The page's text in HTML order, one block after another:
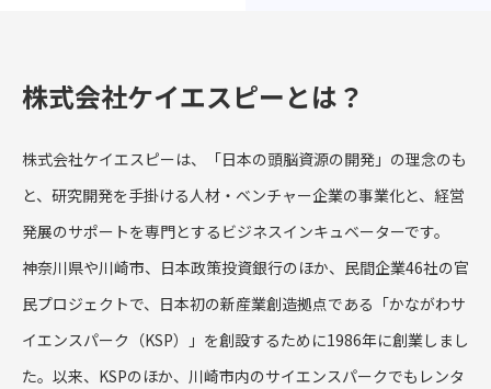
の物質輸送を
スポーター」
革新的な抗が
ん剤やPET診
断薬の開発を
オベンチャー
です。当組合
は、同社の上
シーズを社会
実装したい研
概ね３年未満
の企業 応募締
切：2026年6
募の詳細・応
募はこちら
Kawasaki
を
株式会社ケイエスピーとは？
株式会社ケイエスピーは、「日本の頭脳資源の開発」の理念のも
と、研究開発を手掛ける人材・ベンチャー企業の事業化と、経営
発展のサポートを専門とするビジネスインキュベーターです。
神奈川県や川崎市、日本政策投資銀行のほか、民間企業46社の官
民プロジェクトで、日本初の新産業創造拠点である「かながわサ
イエンスパーク（KSP）」を創設するために1986年に創業しまし
た。以来、KSPのほか、川崎市内のサイエンスパークでもレンタ